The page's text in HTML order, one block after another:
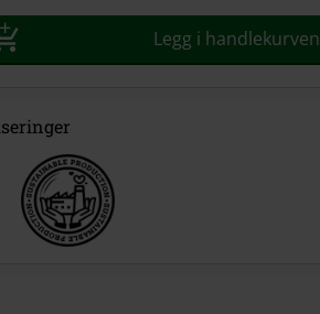
Legg i handlekurven